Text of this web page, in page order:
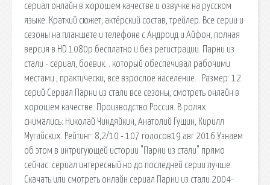
сериал онлайн в хорошем качестве и озвучке на русском
языке. Краткий сюжет, актёрский состав, трейлер. Все серии и
сезоны на планшете и телефоне с Андроид и Айфон, полная
версия в HD 1080p бесплатно и без регистрации. Парни из
стали - сериал, боевик. . который обеспечивал рабочими
местами , практически, все взрослое население. . Размер: 12
серий Сериал Парни из стали все сезоны, смотреть онлайн в
хорошем качестве. Производство Россия. В ролях
снимались: Николай Чиндяйкин, Анатолий Гущин, Кирилл
Мугайских. Рейтинг: 8,2/10 - 107 голосов19 авг 2016 Узнаем
об этом в интригующей истории "Парни из стали" прямо
сейчас. сериал интересный.но до последней серии лучше.
Скачать или смотреть онлайн сериал Парни из стали 2004-